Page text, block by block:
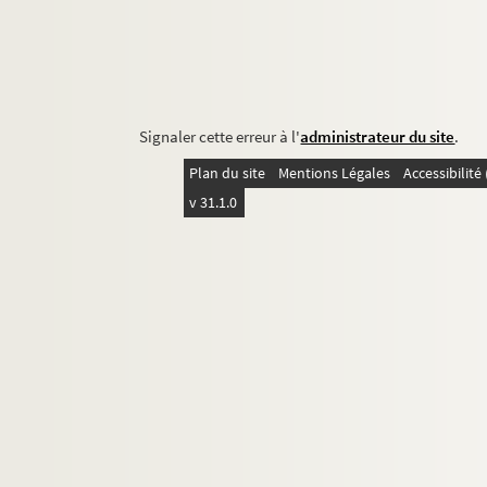
Signaler cette erreur à l'administrateur du site.
Plan du site Mentions Légales
v 31.1.0